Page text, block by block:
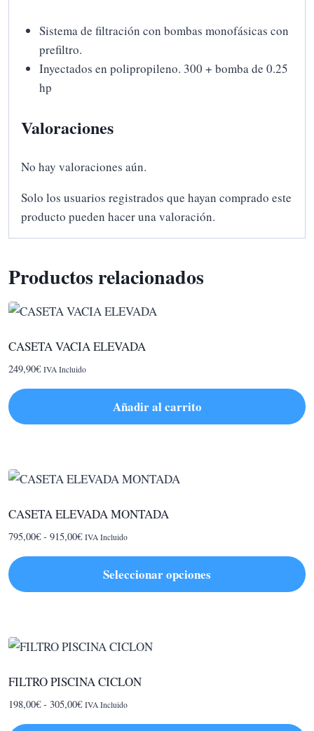
Sistema de filtración con bombas monofásicas con
prefiltro.
Inyectados en polipropileno. 300 + bomba de 0.25
hp
Valoraciones
No hay valoraciones aún.
Solo los usuarios registrados que hayan comprado este
producto pueden hacer una valoración.
Productos relacionados
CASETA VACIA ELEVADA
249,90€ IVA Incluido
Añadir al carrito
CASETA ELEVADA MONTADA
795,00€ - 915,00€Rango
precios:
IVA Incluido
Seleccionar opciones
tiene
variantes.
opciones
FILTRO PISCINA CICLON
198,00€ - 305,00€Rango
IVA Incluido